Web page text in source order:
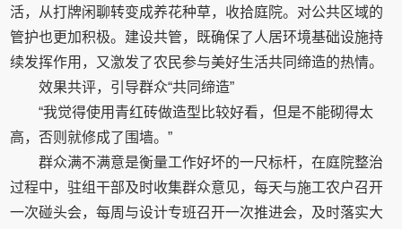
活，从打牌闲聊转变成养花种草，收拾庭院。对公共区域的
管护也更加积极。建设共管，既确保了人居环境基础设施持
续发挥作用，又激发了农民参与美好生活共同缔造的热情。
效果共评，引导群众“共同缔造”
“我觉得使用青红砖做造型比较好看，但是不能砌得太
高，否则就修成了围墙。”
群众满不满意是衡量工作好坏的一尺标杆，在庭院整治
过程中，驻组干部及时收集群众意见，每天与施工农户召开
一次碰头会，每周与设计专班召开一次推进会，及时落实大